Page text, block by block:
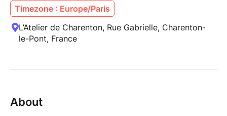
Timezone : Europe/Paris
L’Atelier de Charenton, Rue Gabrielle, Charenton-
le-Pont, France
About